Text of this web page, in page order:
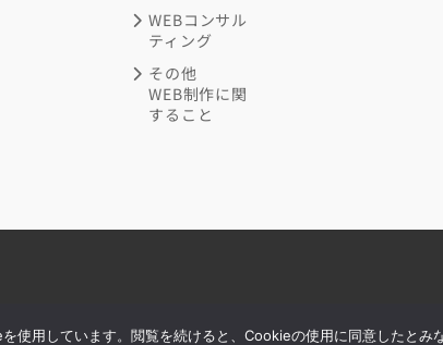
WEBコンサル
ティング
その他
WEB制作に関
すること
使用しています。閲覧を続けると、Cookieの使用に同意したとみ